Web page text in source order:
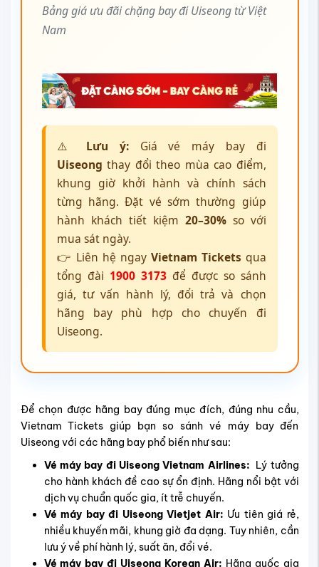
Bảng giá ưu đãi chặng bay đi Uiseong từ Việt
Nam
⚠️ Lưu ý:Giá vé máy bay đi
Uiseong thay đổi theo mùa cao điểm,
khung giờ khởi hành và chính sách
từng hãng. Đặt vé sớm thường giúp
hành khách tiết kiệm 20–30%so với
mua sát ngày.
👉 Liên hệ ngay Vietnam Tickets qua
tổng đài 1900 3173để được so sánh
giá, tư vấn hành lý, đổi trả và chọn
hãng bay phù hợp cho chuyến đi
Uiseong.
Để chọn được hãng bay đúng mục đích, đúng nhu cầu,
Vietnam Tickets giúp bạn so sánh vé máy bay đến
Uiseong với các hãng bay phổ biến như sau:
Vé máy bay đi Uiseong Vietnam Airlines: Lý tưởng
cho hành khách đề cao sự ổn định. Hãng nổi bật với
dịch vụ chuẩn quốc gia, ít trễ chuyến.
Vé máy bay đi Uiseong Vietjet Air: Ưu tiên giá rẻ,
nhiều khuyến mãi, khung giờ đa dạng. Tuy nhiên, cần
lưu ý về phí hành lý, suất ăn, đổi vé.
Vé máy bay đi Uiseong Korean Air: Hãng quốc gia